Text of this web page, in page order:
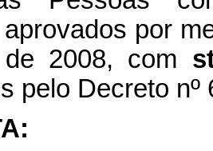
por
2008, com
pelo Decreto